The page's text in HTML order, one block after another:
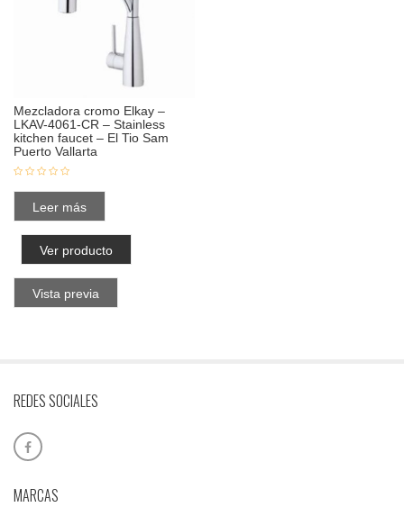
Mezcladora cromo Elkay –
LKAV-4061-CR – Stainless
kitchen faucet – El Tio Sam
Puerto Vallarta
Leer más
Ver producto
Vista previa
REDES SOCIALES
MARCAS